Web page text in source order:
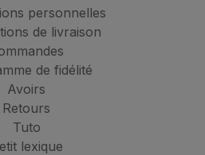
personnelles
de livraison
de fidélité
Avoirs
Retours
Tuto
lexique